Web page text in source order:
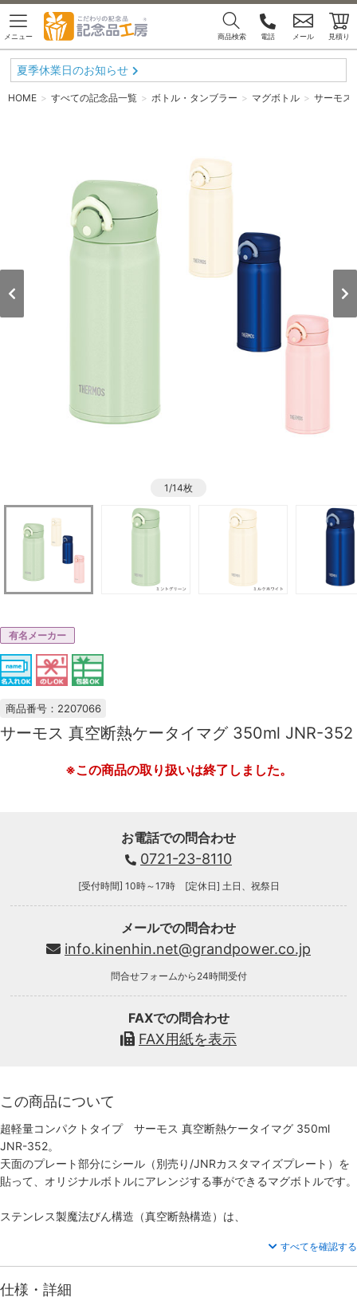
メニュー 商品検索 電話 メール 見積り
夏季休業日のお知らせ
HOME すべての記念品一覧 ボトル・タンブラー マグボトル サーモス
1/14枚
有名メーカー
商品番号：2207066
サーモス 真空断熱ケータイマグ 350ml JNR-352
※この商品の取り扱いは終了しました。
お電話での問合わせ
0721-23-8110
[受付時間] 10時～17時 [定休日] 土日、祝祭日
メールでの問合わせ
info.kinenhin.net@grandpower.co.jp
問合せフォームから24時間受付
FAXでの問合わせ
FAX用紙を表示
この商品について
超軽量コンパクトタイプ サーモス 真空断熱ケータイマグ 350ml
JNR-352。
天面のプレート部分にシール（別売り/JNRカスタマイズプレート）を
貼って、オリジナルボトルにアレンジする事ができるマグボトルです。
ステンレス製魔法びん構造（真空断熱構造）は、
すべてを確認する
仕様・詳細